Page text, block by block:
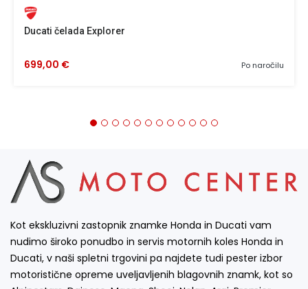
Ducati čelada Explorer
Po naročilu
699,00 €
Kot ekskluzivni zastopnik znamke Honda in Ducati vam
nudimo široko ponudbo in servis motornih koles Honda in
Ducati, v naši spletni trgovini pa najdete tudi pester izbor
motoristične opreme uveljavljenih blagovnih znamk, kot so